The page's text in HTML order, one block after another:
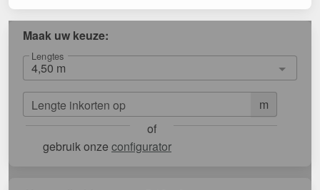
Maak uw keuze:
Lengtes
m
Lengte inkorten op
of
gebruik onze configurator